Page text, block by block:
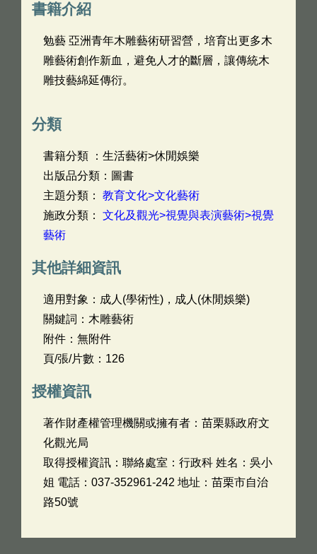
書籍介紹
勉藝 亞洲青年木雕藝術研習營，培育出更多木
雕藝術創作新血，避免人才的斷層，讓傳統木
雕技藝綿延傳衍。
分類
書籍分類 ：生活藝術>休閒娛樂
出版品分類：圖書
主題分類： 教育文化>文化藝術
施政分類： 文化及觀光>視覺與表演藝術>視覺
藝術
其他詳細資訊
適用對象：成人(學術性)，成人(休閒娛樂)
關鍵詞：木雕藝術
附件：無附件
頁/張/片數：126
授權資訊
著作財產權管理機關或擁有者：苗栗縣政府文
化觀光局
取得授權資訊：聯絡處室：行政科 姓名：吳小
姐 電話：037-352961-242 地址：苗栗市自治
路50號